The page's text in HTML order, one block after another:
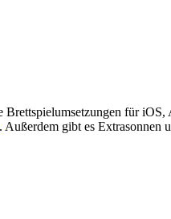
Brettspielumsetzungen für
. Außerdem gibt es Extrasonnen